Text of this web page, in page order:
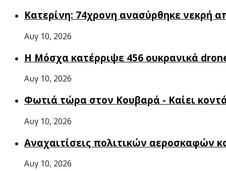
Κατερίνη: 74χρονη ανασύρθηκε νεκρή
Αυγ 10, 2026
Η Μόσχα κατέρριψε 456 ουκρανικά
Αυγ 10, 2026
Φωτιά τώρα στον Κουβαρά - Καίει
Αυγ 10, 2026
Αναχαιτίσεις πολιτικών αεροσκαφών
Αυγ 10, 2026